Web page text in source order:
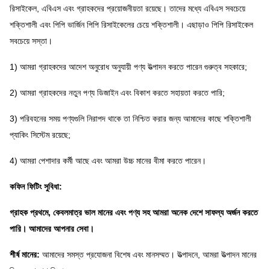
রিসাইকেল, এবিএস এবং গ্রাহকদের প্রয়োজনীয়তা রয়েছে। তাদের মধ্যে এবিএস সবচেয়ে
শক্তিশালী এবং পিপি ভার্জিন পিপি রিসাইকেলের চেয়ে শক্তিশালী। এছাড়াও পিপি রিসাইকেল
সবচেয়ে সস্তা।
1) আমরা গ্রাহকদের আদেশ অনুরোধ অনুযায়ী পণ্য উত্পাদন করতে পারেন গুরুত্ব সহকারে;
2) আমরা গ্রাহকদের নতুন পণ্য ডিজাইন এবং বিকাশ করতে সহায়তা করতে পারি;
3) পরিবহনের সময় পণ্যগুলি নিরাপদ থাকে তা নিশ্চিত করার জন্য আমাদের কাছে শক্তিশালী
প্যাকিং সিস্টেম রয়েছে;
4) আমরা পেশাদার কর্মী আছে এবং আমরা উচ্চ মানের বীমা করতে পারেন।
কফিন ফিটিং সুবিধা:
গ্রাহক প্রথমে, কেবলমাত্র ভাল মানের এবং পণ্য সহ আমরা অনেক দেশে সাফল্য অর্জন করতে
পারি। আমাদের আপনার সেবা।
শীর্ষ মানের: আমাদের সমস্ত প্রযোজনা বিশেষ এবং মানসম্মত। উত্পাদনে, আমরা উত্পাদন মানের